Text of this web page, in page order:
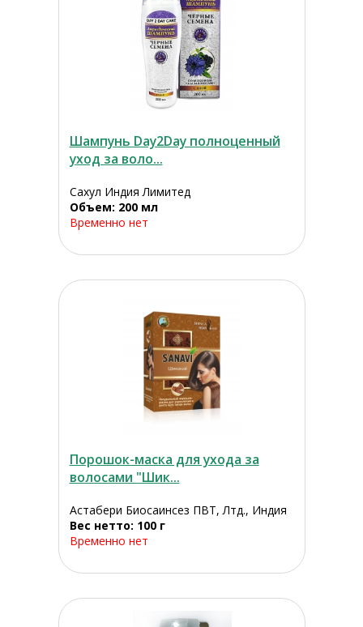
Шампунь Day2Day полноценный
уход за воло...
Сахул Индия Лимитед
Объем: 200 мл
Временно нет
Порошок-маска для ухода за
волосами "Шик...
Астабери Биосаинсез ПВТ, Лтд., Индия
Вес нетто: 100 г
Временно нет